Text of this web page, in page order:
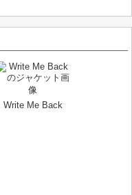
Write Me Back